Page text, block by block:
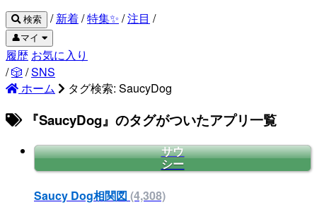
検索 / 新着/特集✨ /注目 /
👤マイ
履歴 お気に入り
/🎲 /SNS
ホーム
タグ検索: SaucyDog
『SaucyDog』のタグがついたアプリ一覧
サウ
シー
Saucy Dog相関図 (4,308)